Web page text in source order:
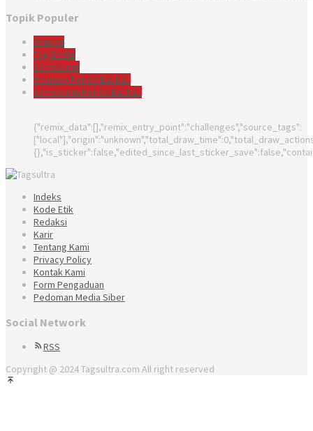
Topik Populer
Baubau
Tag Berita
Satreskrim
Resmob Polres Baubau
Satreskrim Polres Baubau
{"remix_data":[],"remix_entry_point":"challenges","source_tags":
Indeks
Kode Etik
Redaksi
Karir
Tentang Kami
Privacy Policy
Kontak Kami
Form Pengaduan
Pedoman Media Siber
Social Network
RSS
Copyright @ 2024 Tagsultra.com All right reserved